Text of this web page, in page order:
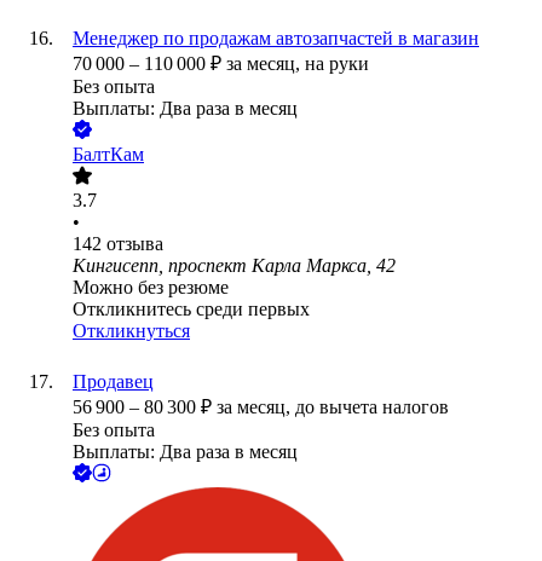
Менеджер по продажам автозапчастей в магазин
70 000 – 110 000 ₽ за месяц, на руки
Без опыта
Выплаты: Два раза в месяц
БалтКам
3.7
•
142 отзыва
Кингисепп, проспект Карла Маркса, 42
Можно без резюме
Откликнитесь среди первых
Откликнуться
Продавец
56 900 – 80 300 ₽ за месяц, до вычета налогов
Без опыта
Выплаты: Два раза в месяц